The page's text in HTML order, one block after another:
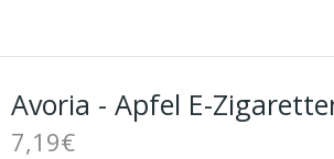
Avoria - Apfel E-
7,19€